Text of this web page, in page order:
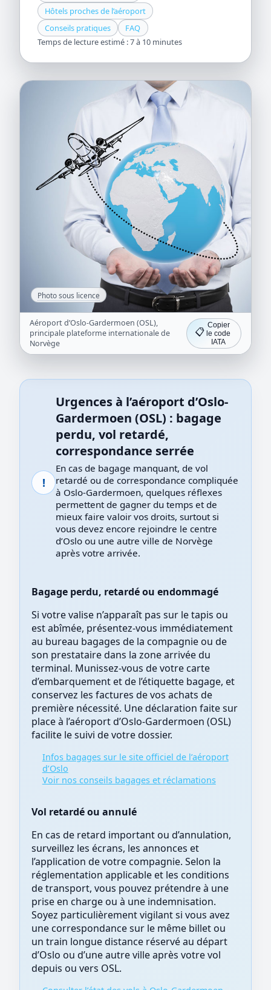
Hôtels proches de l’aéroport
Conseils pratiques
FAQ
Temps de lecture estimé : 7 à 10 minutes
Photo sous licence
Aéroport d’Oslo-Gardermoen (OSL),
principale plateforme internationale de
Norvège
📋
Copier
le code
IATA
!
Urgences à l’aéroport d’Oslo-
Gardermoen (OSL) : bagage
perdu, vol retardé,
correspondance serrée
En cas de bagage manquant, de vol
retardé ou de correspondance compliquée
à Oslo-Gardermoen, quelques réflexes
permettent de gagner du temps et de
mieux faire valoir vos droits, surtout si
vous devez encore rejoindre le centre
d’Oslo ou une autre ville de Norvège
après votre arrivée.
Bagage perdu, retardé ou endommagé
Si votre valise n’apparaît pas sur le tapis ou
est abîmée, présentez-vous immédiatement
au bureau bagages de la compagnie ou de
son prestataire dans la zone arrivée du
terminal. Munissez-vous de votre carte
d’embarquement et de l’étiquette bagage, et
conservez les factures de vos achats de
première nécessité. Une déclaration faite sur
place à l’aéroport d’Oslo-Gardermoen (OSL)
facilite le suivi de votre dossier.
Infos bagages sur le site officiel de l’aéroport
d’Oslo
Voir nos conseils bagages et réclamations
Vol retardé ou annulé
En cas de retard important ou d’annulation,
surveillez les écrans, les annonces et
l’application de votre compagnie. Selon la
réglementation applicable et les conditions
de transport, vous pouvez prétendre à une
prise en charge ou à une indemnisation.
Soyez particulièrement vigilant si vous avez
une correspondance sur le même billet ou
un train longue distance réservé au départ
d’Oslo ou d’une autre ville après votre vol
depuis ou vers OSL.